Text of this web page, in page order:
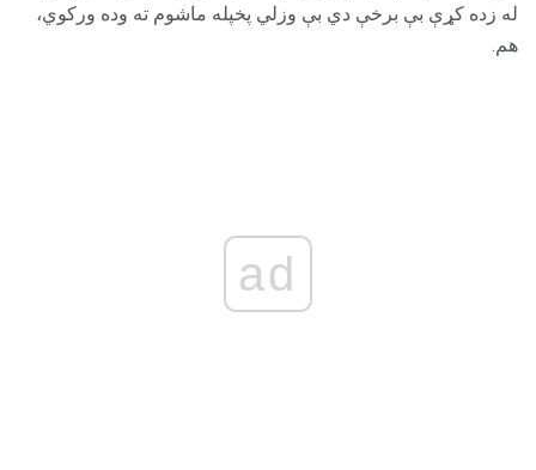
له زده کړې بې برخې دي بې وزلي پخپله ماشوم ته وده ورکوي،
هم.
ad